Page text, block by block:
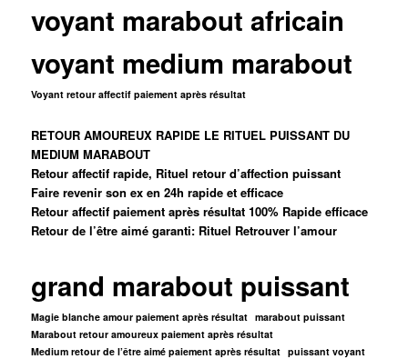
voyant marabout africain
voyant medium marabout
Voyant retour affectif paiement après résultat
RETOUR AMOUREUX RAPIDE LE RITUEL PUISSANT DU
MEDIUM MARABOUT
Retour affectif rapide, Rituel retour d’affection puissant
Faire revenir son ex en 24h rapide et efficace
Retour affectif paiement après résultat 100% Rapide efficace
Retour de l’être aimé garanti: Rituel Retrouver l’amour
grand marabout puissant
Magie blanche amour paiement après résultat marabout puissant
Marabout retour amoureux paiement après résultat
Medium retour de l’être aimé paiement après résultat puissant voyant